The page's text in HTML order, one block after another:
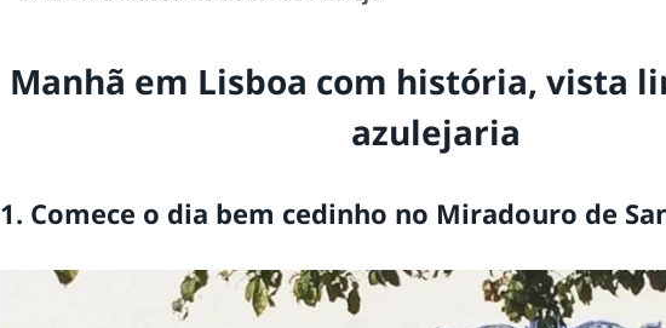
Manhã em Lisboa com história, vista
azulejaria
1. Comece o dia bem cedinho no Miradouro de